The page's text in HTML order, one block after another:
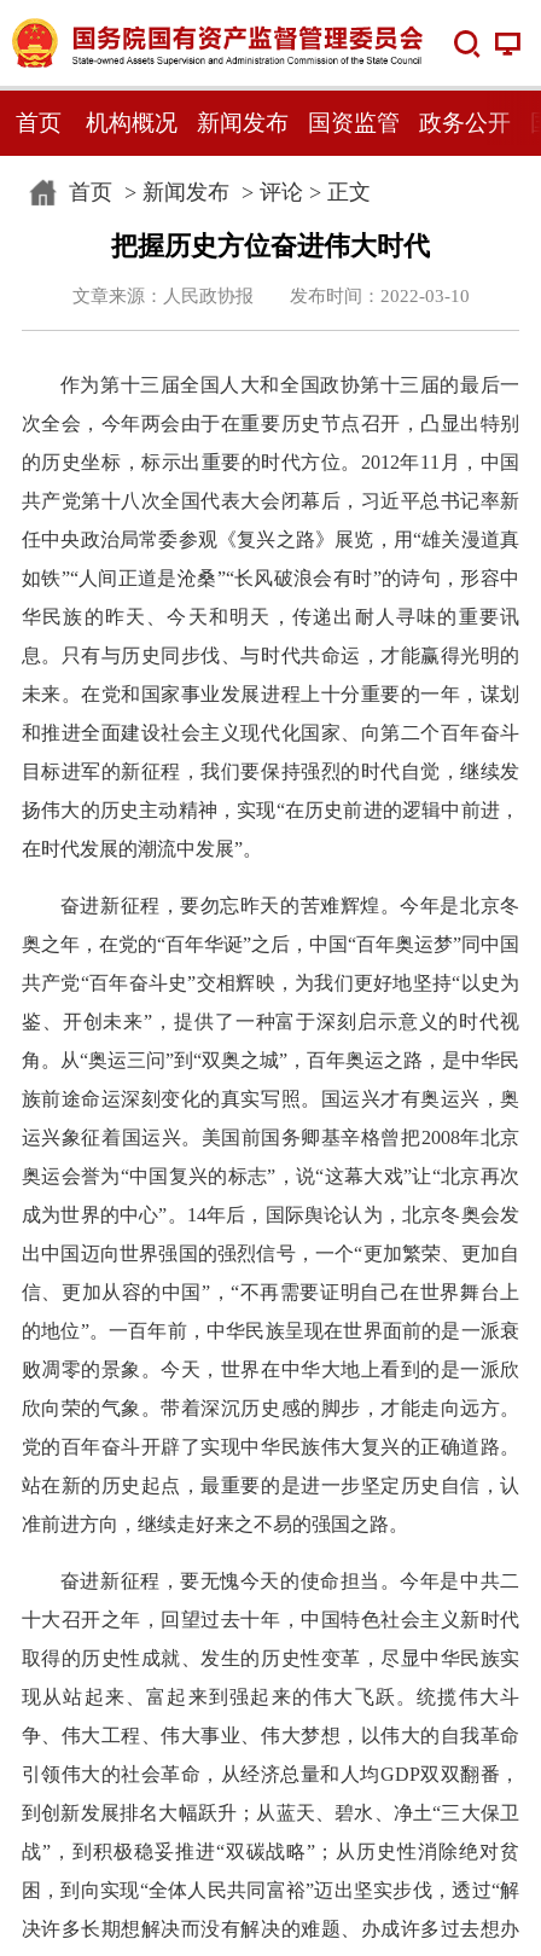
首页 机构概况 新闻发布 国资监管 政务公开
首页> 新闻发布> 评论 > 正文
把握历史方位奋进伟大时代
文章来源：人民政协报 发布时间：2022-03-10
作为第十三届全国人大和全国政协第十三届的最后一
次全会，今年两会由于在重要历史节点召开，凸显出特别
的历史坐标，标示出重要的时代方位。2012年11月，中国
共产党第十八次全国代表大会闭幕后，习近平总书记率新
任中央政治局常委参观《复兴之路》展览，用“雄关漫道真
如铁”“人间正道是沧桑”“长风破浪会有时”的诗句，形容中
华民族的昨天、今天和明天，传递出耐人寻味的重要讯
息。只有与历史同步伐、与时代共命运，才能赢得光明的
未来。在党和国家事业发展进程上十分重要的一年，谋划
和推进全面建设社会主义现代化国家、向第二个百年奋斗
目标进军的新征程，我们要保持强烈的时代自觉，继续发
扬伟大的历史主动精神，实现“在历史前进的逻辑中前进，
在时代发展的潮流中发展”。
奋进新征程，要勿忘昨天的苦难辉煌。今年是北京冬
奥之年，在党的“百年华诞”之后，中国“百年奥运梦”同中国
共产党“百年奋斗史”交相辉映，为我们更好地坚持“以史为
鉴、开创未来”，提供了一种富于深刻启示意义的时代视
角。从“奥运三问”到“双奥之城”，百年奥运之路，是中华民
族前途命运深刻变化的真实写照。国运兴才有奥运兴，奥
运兴象征着国运兴。美国前国务卿基辛格曾把2008年北京
奥运会誉为“中国复兴的标志”，说“这幕大戏”让“北京再次
成为世界的中心”。14年后，国际舆论认为，北京冬奥会发
出中国迈向世界强国的强烈信号，一个“更加繁荣、更加自
信、更加从容的中国”，“不再需要证明自己在世界舞台上
的地位”。一百年前，中华民族呈现在世界面前的是一派衰
败凋零的景象。今天，世界在中华大地上看到的是一派欣
欣向荣的气象。带着深沉历史感的脚步，才能走向远方。
党的百年奋斗开辟了实现中华民族伟大复兴的正确道路。
站在新的历史起点，最重要的是进一步坚定历史自信，认
准前进方向，继续走好来之不易的强国之路。
奋进新征程，要无愧今天的使命担当。今年是中共二
十大召开之年，回望过去十年，中国特色社会主义新时代
取得的历史性成就、发生的历史性变革，尽显中华民族实
现从站起来、富起来到强起来的伟大飞跃。统揽伟大斗
争、伟大工程、伟大事业、伟大梦想，以伟大的自我革命
引领伟大的社会革命，从经济总量和人均GDP双双翻番，
到创新发展排名大幅跃升；从蓝天、碧水、净土“三大保卫
战”，到积极稳妥推进“双碳战略”；从历史性消除绝对贫
困，到向实现“全体人民共同富裕”迈出坚实步伐，透过“解
决许多长期想解决而没有解决的难题、办成许多过去想办